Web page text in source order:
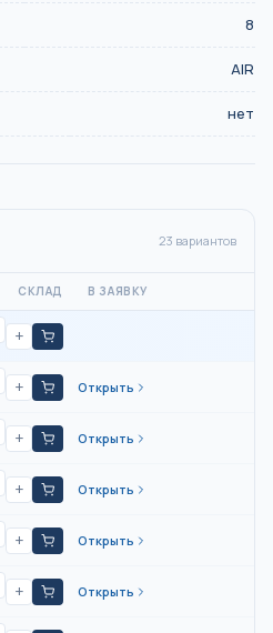
8
AIR
нет
23 вариантов
СКЛАД В ЗАЯВКУ
+
+ Открыть
+ Открыть
+ Открыть
+ Открыть
+ Открыть